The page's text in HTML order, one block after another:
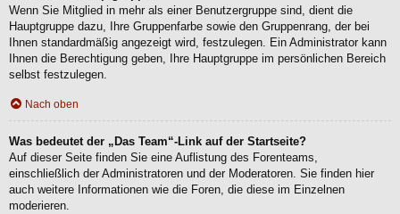
Wenn Sie Mitglied in mehr als einer Benutzergruppe sind, dient die
Hauptgruppe dazu, Ihre Gruppenfarbe sowie den Gruppenrang, der bei
Ihnen standardmäßig angezeigt wird, festzulegen. Ein Administrator kann
Ihnen die Berechtigung geben, Ihre Hauptgruppe im persönlichen Bereich
selbst festzulegen.
Nach oben
Was bedeutet der „Das Team“-Link auf der Startseite?
Auf dieser Seite finden Sie eine Auflistung des Forenteams,
einschließlich der Administratoren und der Moderatoren. Sie finden hier
auch weitere Informationen wie die Foren, die diese im Einzelnen
moderieren.